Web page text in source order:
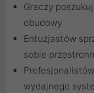
Graczy
obudowy
Entuzjastów
sobie
wydajnego